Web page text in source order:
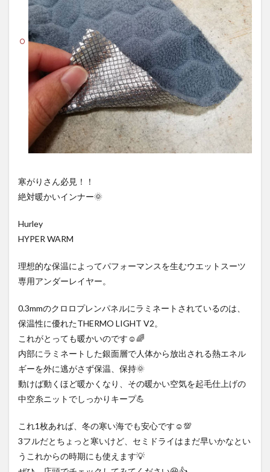
寒がりさん必見！！
絶対暖かいインナー🌞
Hurley
HYPER WARM
理想的な保温によってパフォーマンスを生むウエットスーツ
専用アンダーレイヤー。
0.3mmのクロロプレンパネルにラミネートされているのは、
保温性に優れたTHERMO LIGHT V2。
これがとっても暖かいのです☺️🌈
内部にラミネートした銀面層で人体から放出される熱エネル
ギーを外に逃がさず保温、保持🌞
動けば動くほど暖かくなり、その暖かい空気を起毛仕上げの
中空糸ニットでしっかりキープ💪
これ1枚あれば、冬の寒い海でも安心です☺️💯
3フルだとちょっと寒いけど、セミドライはまだ早いかなとい
うこれからの時期にも使えます💡